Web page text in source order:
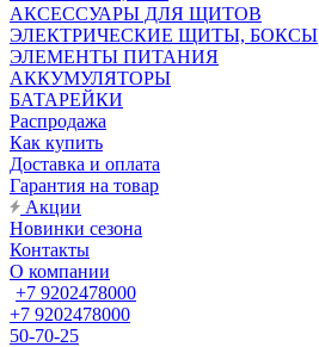
АКСЕССУАРЫ ДЛЯ ЩИТОВ
ЭЛЕКТРИЧЕСКИЕ ЩИТЫ, БОКСЫ
ЭЛЕМЕНТЫ ПИТАНИЯ
АККУМУЛЯТОРЫ
БАТАРЕЙКИ
Распродажа
Как купить
Доставка и оплата
Гарантия на товар
Акции
Новинки сезона
Контакты
О компании
+7 9202478000
+7 9202478000
50-70-25